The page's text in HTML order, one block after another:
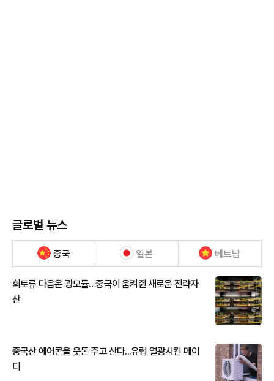
글로벌 뉴스
중국 일본 베트남
희토류 다음은 광모듈…중국이 움켜쥔 새로운 전략자
산
중국산 에어콘을 웃돈 주고 산다...유럽 열광시킨 메이
디